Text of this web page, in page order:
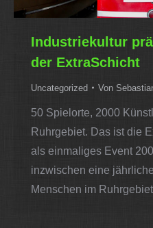
Industriekultur
der ExtraSchicht
Uncategorized Von
50 Spielorte, 2000
Ruhrgebiet. Das ist die
als einmaliges Event
inzwischen eine
Menschen im